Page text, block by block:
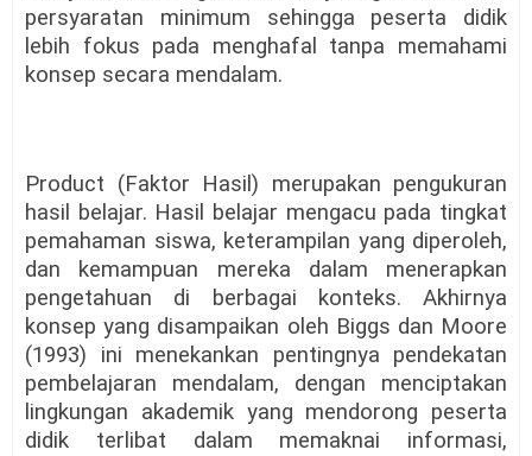
persyaratan minimum sehingga peserta didik
lebih fokus pada menghafal tanpa memahami
konsep secara mendalam.
Product (Faktor Hasil) merupakan pengukuran
hasil belajar. Hasil belajar mengacu pada tingkat
pemahaman siswa, keterampilan yang diperoleh,
dan kemampuan mereka dalam menerapkan
pengetahuan di berbagai konteks. Akhirnya
konsep yang disampaikan oleh Biggs dan Moore
(1993) ini menekankan pentingnya pendekatan
pembelajaran mendalam, dengan menciptakan
lingkungan akademik yang mendorong peserta
didik terlibat dalam memaknai informasi,